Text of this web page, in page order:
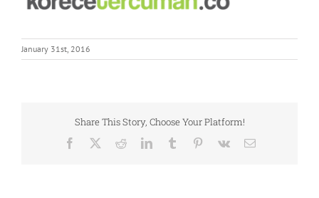
January 31st, 2016
Share This Story, Choose Your Platform!
Facebook RedditLinkedInTumblr Pinterest
Vk Email